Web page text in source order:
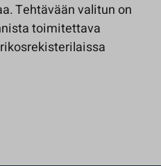
Tehtävään valitun on
toimitettava